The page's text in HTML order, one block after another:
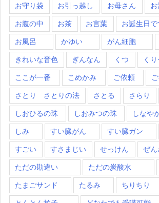
お守り袋 お引っ越し お母さん お
お腹の中 お茶 お言葉 お誕生日で
お風呂 かゆい がん細胞
きれいな音色 ぎんなん くつ く
ここが一番 こめかみ ご依頼
さとり さとりの法 さとる さらり
しおひるの珠 しおみつの珠 しなや
しみ すい臓がん すい臓ガン
すごい すさまじい せっけん ぜん
ただの勘違い ただの炭酸水
たまごサンド たるみ ちりちり